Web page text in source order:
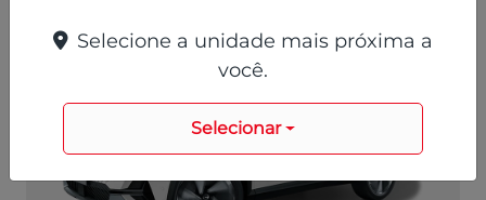
Selecione a unidade mais próxima a
você.
Selecionar